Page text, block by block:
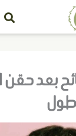
نصائح بعد